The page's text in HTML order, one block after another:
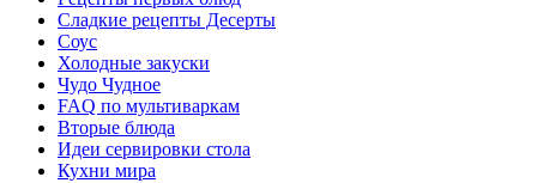
Сладкие рецепты Десерты
Соус
Холодные закуски
Чудо Чудное
FAQ по мультиваркам
Вторые блюда
Идеи сервировки стола
Кухни мира